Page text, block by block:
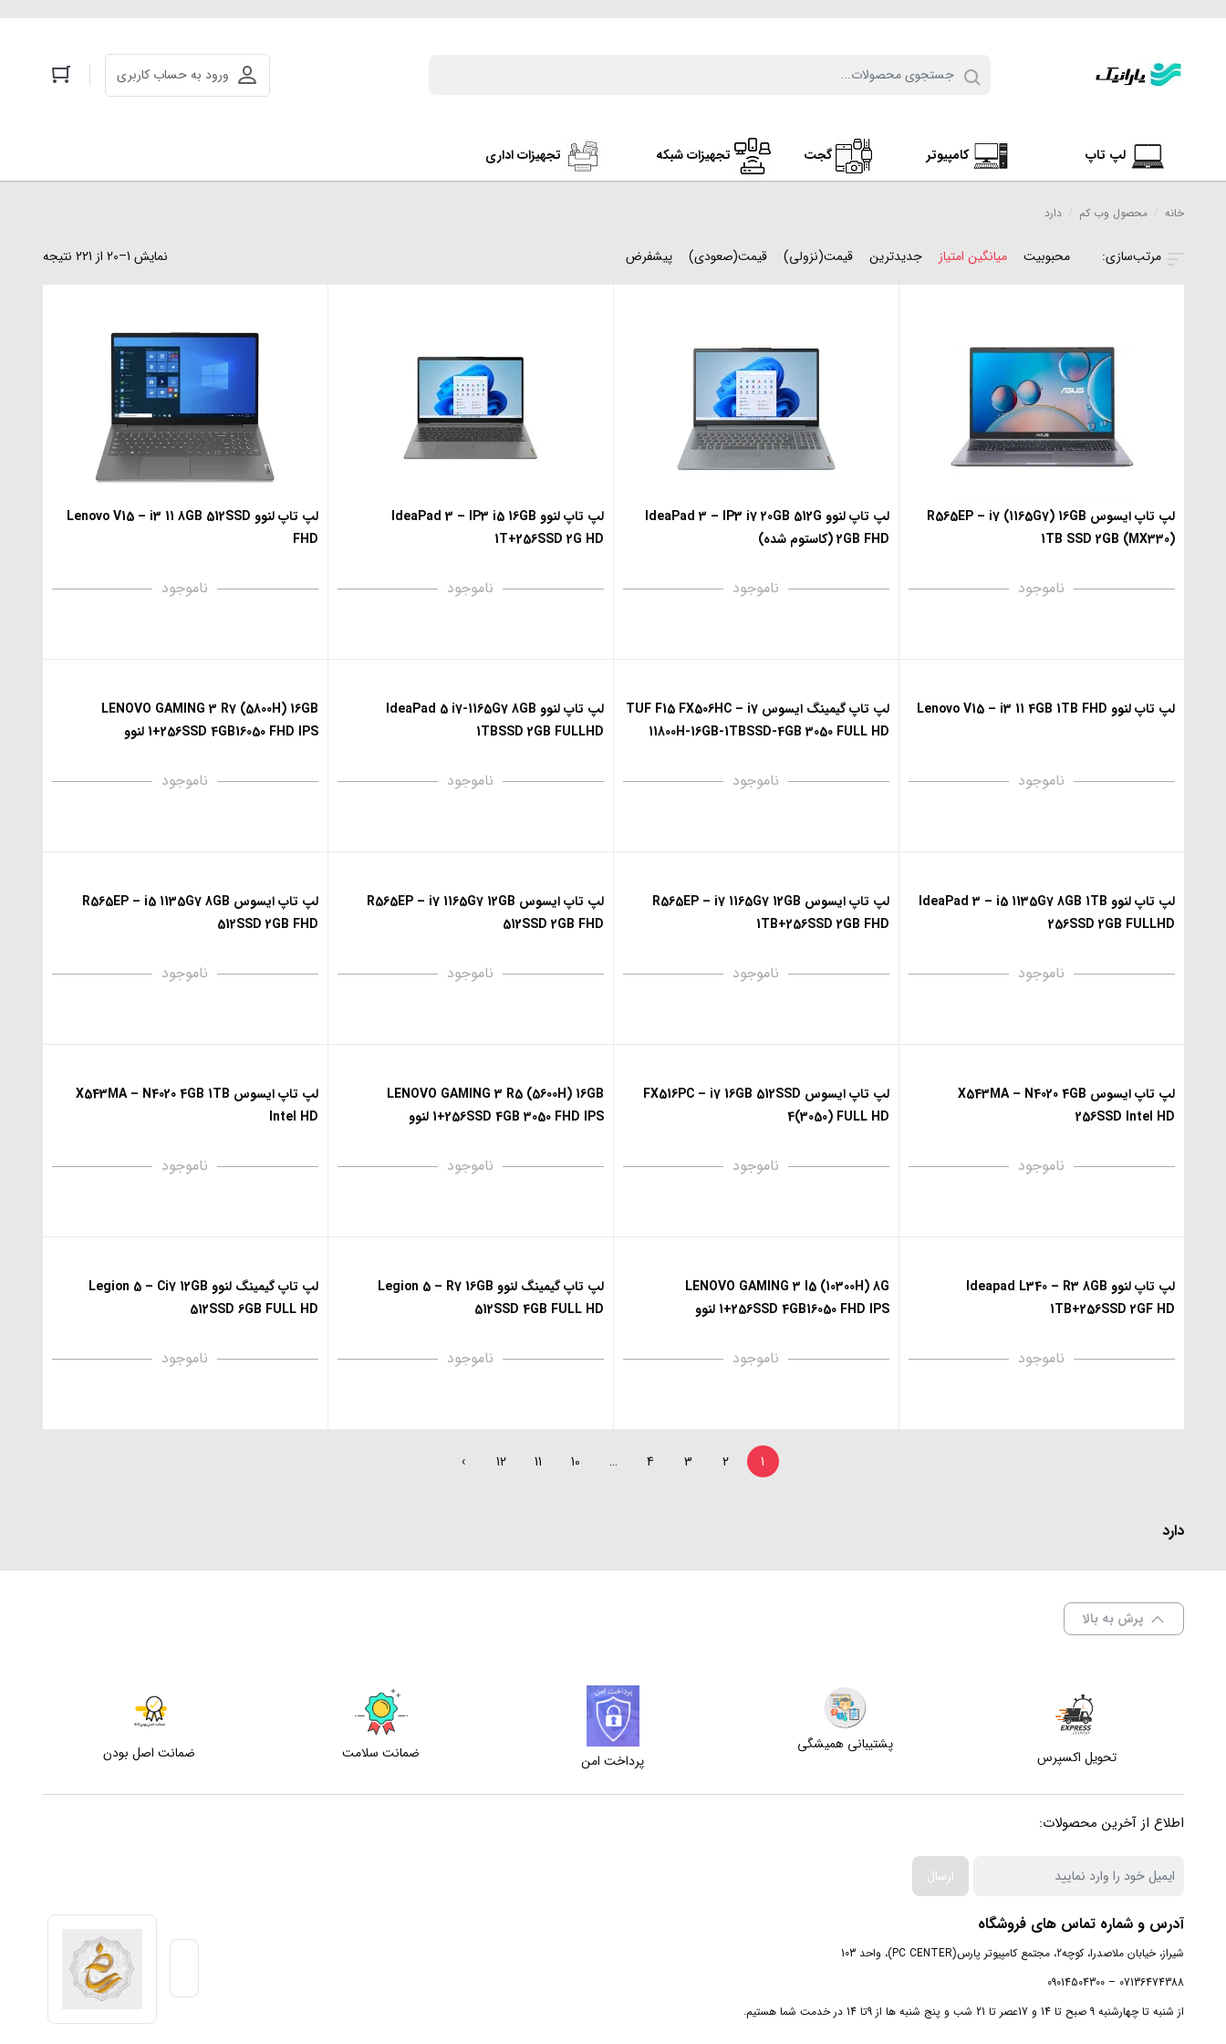
ورود به حساب کاربری
لپ تاپ کامپیوتر گجت تجهیزات شبکه تجهیزات اداری
خانه محصول وب کم دارد
نمایش 1–20 از 221 نتیجه محبوبیت میانگین امتیاز جدیدترین قیمت(نزولی) قیمت(صعودی) پیشفرض
لپ تاپ ایسوس R565EP – i7 (1165G7) 16GB
1TB SSD 2GB (MX330)
ناموجود
لپ تاپ لنوو IdeaPad 3 – IP3 i7 20GB 512G
2GB FHD (کاستوم شده)
ناموجود
لپ تاپ لنوو IdeaPad 3 – IP3 i5 16GB
1T+256SSD 2G HD
ناموجود
لپ تاپ لنوو Lenovo V15 – i3 11 8GB 512SSD
FHD
ناموجود
لپ تاپ لنوو Lenovo V15 – i3 11 4GB 1TB FHD
ناموجود
لپ تاپ گیمینگ ایسوس TUF F15 FX506HC – i7
11800H-16GB-1TBSSD-4GB 3050 FULL HD
ناموجود
لپ تاپ لنوو IdeaPad 5 i7-1165G7 8GB
1TBSSD 2GB FULLHD
ناموجود
LENOVO GAMING 3 R7 (5800H) 16GB
1+256SSD 4GB16050 FHD IPS لنوو
ناموجود
لپ تاپ لنوو IdeaPad 3 – i5 1135G7 8GB 1TB
256SSD 2GB FULLHD
ناموجود
لپ تاپ ایسوس R565EP – i7 1165G7 12GB
1TB+256SSD 2GB FHD
ناموجود
لپ تاپ ایسوس R565EP – i7 1165G7 12GB
512SSD 2GB FHD
ناموجود
لپ تاپ ایسوس R565EP – i5 1135G7 8GB
512SSD 2GB FHD
ناموجود
لپ تاپ ایسوس X543MA – N4020 4GB
256SSD Intel HD
ناموجود
لپ تاپ ایسوس FX516PC – i7 16GB 512SSD
4(3050) FULL HD
ناموجود
LENOVO GAMING 3 R5 (5600H) 16GB
1+256SSD 4GB 3050 FHD IPS لنوو
ناموجود
لپ تاپ ایسوس X543MA – N4020 4GB 1TB
Intel HD
ناموجود
لپ تاپ لنوو Ideapad L340 – R3 8GB
1TB+256SSD 2GF HD
ناموجود
LENOVO GAMING 3 I5 (10300H) 8G
1+256SSD 4GB16050 FHD IPS لنوو
ناموجود
لپ تاپ گیمینگ لنوو Legion 5 – R7 16GB
512SSD 4GB FULL HD
ناموجود
لپ تاپ گیمینگ لنوو Legion 5 – Ci7 12GB
512SSD 6GB FULL HD
ناموجود
1
2
3
4
…
10
11
12
›
دارد
پرش به بالا
تحویل اکسپرس
پشتیبانی همیشگی
پرداخت امن
ضمانت سلامت ضمانت اصل بودن
اطلاع از آخرین محصولات:
ارسال
آدرس و شماره تماس های فروشگاه
شیراز، خیابان ملاصدرا، کوچه2، مجتمع کامپیوتر پارس(PC CENTER)، واحد 103
07136474388 – 09014504300
از شنبه تا چهارشنبه 9 صبح تا 14 و 17عصر تا 21 شب و پنج شنبه ها از 9تا 14 در خدمت شما هستیم.